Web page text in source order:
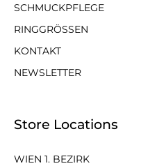
SCHMUCKPFLEGE
RINGGRÖSSEN
KONTAKT
NEWSLETTER
Store Locations
WIEN 1. BEZIRK